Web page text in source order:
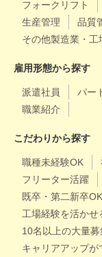
フォークリフト
生産管理
品質
その他製造業・工
雇用形態から探す
派遣社員 パー
職業紹介
こだわりから探す
職種未経験OK
フリーター活躍
既卒・第二新卒OK
工場経験を活かせ
10名以上の大量募
キャリアアップが